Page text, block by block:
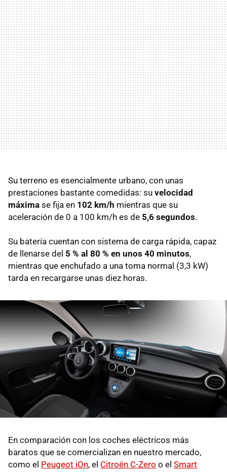
Su terreno es esencialmente urbano, con unas
prestaciones bastante comedidas: su velocidad
máxima se fija en 102 km/h mientras que su
aceleración de 0 a 100 km/h es de 5,6 segundos.
Su batería cuentan con sistema de carga rápida, capaz
de llenarse del 5 % al 80 % en unos 40 minutos,
mientras que enchufado a una toma normal (3,3 kW)
tarda en recargarse unas diez horas.
En comparación con los coches eléctricos más
baratos que se comercializan en nuestro mercado,
como el Peugeot iOn, el Citroën C-Zero o el Smart